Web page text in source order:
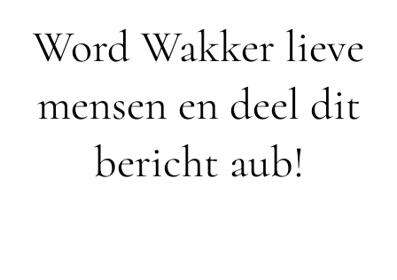
Word Wakker lieve
mensen en deel dit
bericht aub!